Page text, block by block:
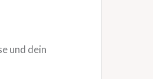
und dein